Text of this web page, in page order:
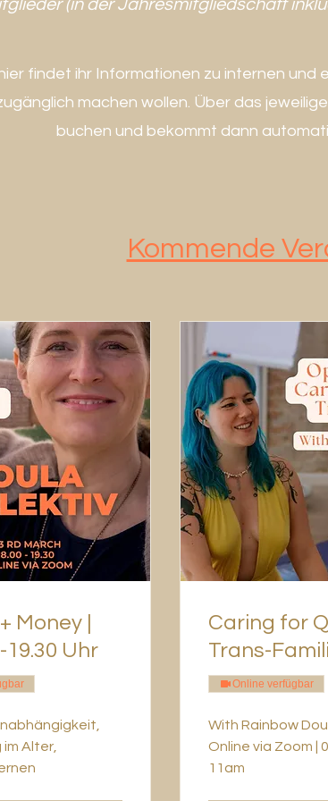
(in der Jahresmitgliedschaft
findet ihr Informationen zu internen
machen wollen. Über das
buchen und bekommt dann
Kommende
Money |
19.30 Uhr
Alter,
Caring for
Trans-
Online verfügbar
With Rainbow
Online via Zoom |
11am